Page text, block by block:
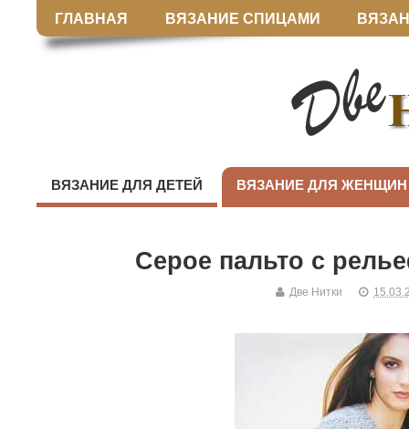
ГЛАВНАЯ ВЯЗАНИЕ СПИЦАМИ
ВЯЗАНИЕ ДЛЯ ДЕТЕЙ ВЯЗАНИЕ ДЛЯ ЖЕНЩИН
Серое пальто с
Две Нитки